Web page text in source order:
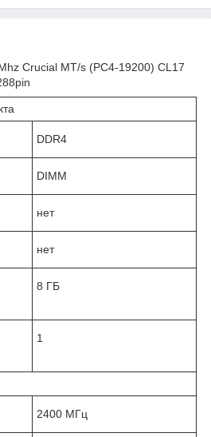
Crucial MT/s (PC4-19200) CL17
DDR4
DIMM
нет
нет
8 ГБ
1
2400 МГц